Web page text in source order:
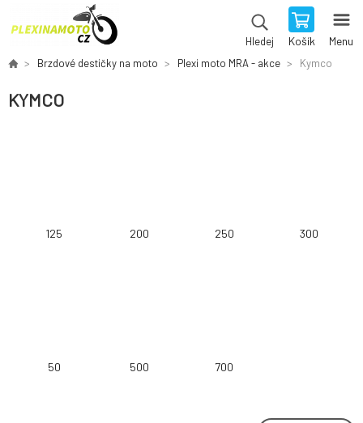
Hledej Košík Menu
Brzdové destičky na moto Plexi moto MRA - akce Kymco
KYMCO
125 200 250 300
50 500 700